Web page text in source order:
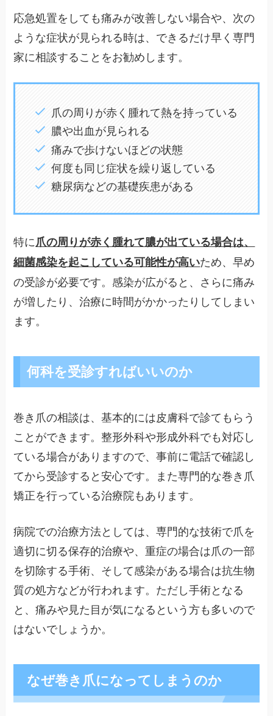
応急処置をしても痛みが改善しない場合や、次の
ような症状が見られる時は、できるだけ早く専門
家に相談することをお勧めします。
爪の周りが赤く腫れて熱を持っている
膿や出血が見られる
痛みで歩けないほどの状態
何度も同じ症状を繰り返している
糖尿病などの基礎疾患がある
特に爪の周りが赤く腫れて膿が出ている場合は、
細菌感染を起こしている可能性が高いため、早め
の受診が必要です。感染が広がると、さらに痛み
が増したり、治療に時間がかかったりしてしまい
ます。
何科を受診すればいいのか
巻き爪の相談は、基本的には皮膚科で診てもらう
ことができます。整形外科や形成外科でも対応し
ている場合がありますので、事前に電話で確認し
てから受診すると安心です。また専門的な巻き爪
矯正を行っている治療院もあります。
病院での治療方法としては、専門的な技術で爪を
適切に切る保存的治療や、重症の場合は爪の一部
を切除する手術、そして感染がある場合は抗生物
質の処方などが行われます。ただし手術となる
と、痛みや見た目が気になるという方も多いので
はないでしょうか。
なぜ巻き爪になってしまうのか